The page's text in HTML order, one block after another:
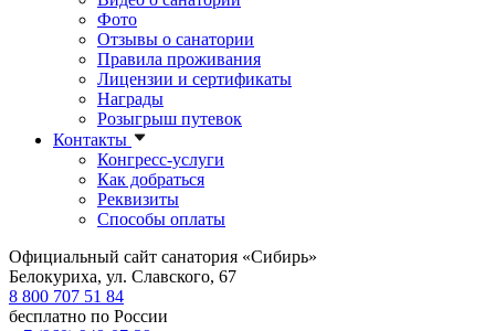
Фото
Отзывы о санатории
Правила проживания
Лицензии и сертификаты
Награды
Розыгрыш путевок
Контакты
Конгресс-услуги
Как добраться
Реквизиты
Способы оплаты
Официальный сайт санатория «Сибирь»
Белокуриха, ул. Славского, 67
8 800 707 51 84
бесплатно по России